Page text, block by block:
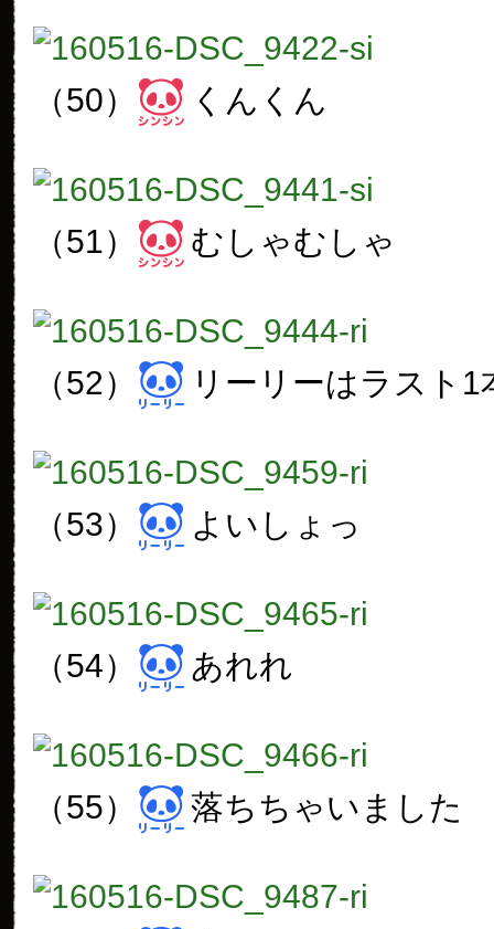
（50） くんくん
（51） むしゃむしゃ
（52） リーリーはラスト1
（53） よいしょっ
（54） あれれ
（55） 落ちちゃいました